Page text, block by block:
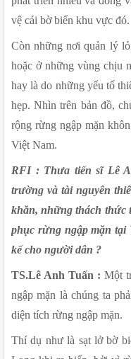
vệ cái bờ biển khu vực đó.
Còn những nơi quản lý
hoặc ở những vùng chịu
hay là do những yếu tố
hẹp. Nhìn trên bản đồ,
rộng rừng ngập mặn
Việt Nam.
RFI : Thưa tiến sĩ Lê
trường và tài nguyên
khăn, những thách thức
phục rừng ngập mặn tại
kế cho người dân ?
TS.Lê Anh Tuấn : Một
ngập mặn là chúng ta
diện tích rừng ngập mặn.
Thí dụ như là sạt lở bờ